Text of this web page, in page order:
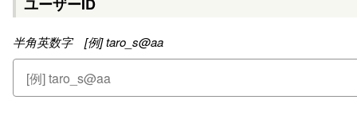
半角英数字 [例] taro_s@aa